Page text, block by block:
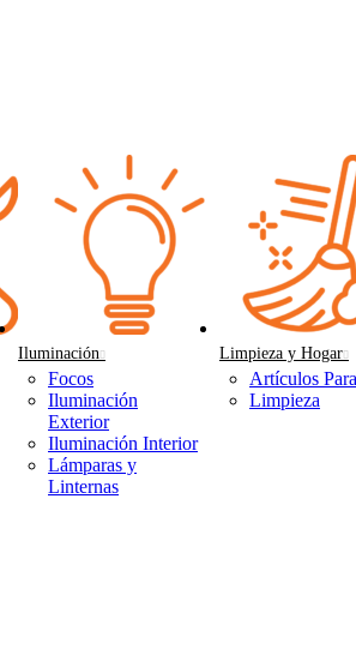
Iluminación
Focos
Iluminación
Exterior
Iluminación Interior
Lámparas y
Linternas
Limpieza y Hogar
Artículos
Limpieza